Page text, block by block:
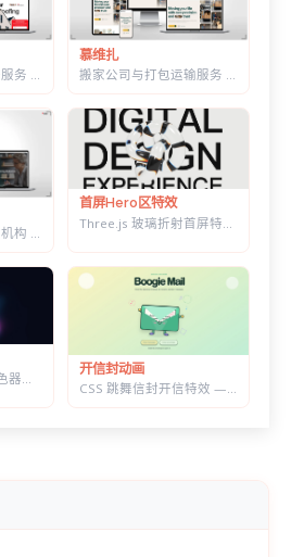
屋顶施工与防水维修服务 HTML 建站模板 | 含施工流程页与质保承诺页
慕维扎
搬家公司与打包运输服务 HTML 响应式建站模板 | 首屏内置在线估价表单
心理咨询与情绪疗愈机构 HTML 建站模板 | 个体咨询/家庭治疗/正念课程网站专用
首屏Hero区特效
开信封动画
CSS 跳舞信封开信特效 — 点击展开随机祝福语，带纸屑动画